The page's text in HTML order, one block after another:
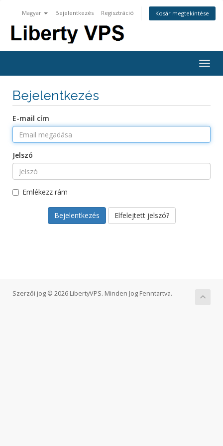
Magyar Bejelentkezés Regisztráció Kosár megtekintése
Bejelentkezés
E-mail cím
Jelszó
Emlékezz rám
Elfelejtett jelszó?
Szerzői jog © 2026 LibertyVPS. Minden Jog Fenntartva.